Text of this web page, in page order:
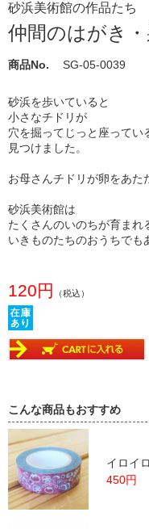
砂浜美術館の作品たち
仲間のはがき・
商品No. SG-05-0039
砂浜を歩いていると
小さなチドリが
穴を掘ってじっと座ってい
見つけました。
お母さんチドリが卵をあた
砂浜美術館は
たくさんのいのちが育まれ
いきものたちのおうちでも
120円 （税込）
こんな商品もおすすめ
イロイ
450円